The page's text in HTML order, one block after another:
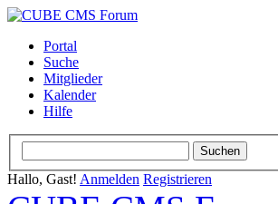
Portal
Suche
Mitglieder
Kalender
Hilfe
Hallo, Gast! Anmelden Registrieren